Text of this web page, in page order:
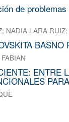
de
; NADIA LARA RUIZ;
ENTRE